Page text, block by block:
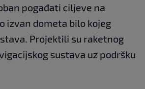
pogađati ciljeve na
izvan dometa bilo kojeg
Projektili su raketnog
sustava uz podršku